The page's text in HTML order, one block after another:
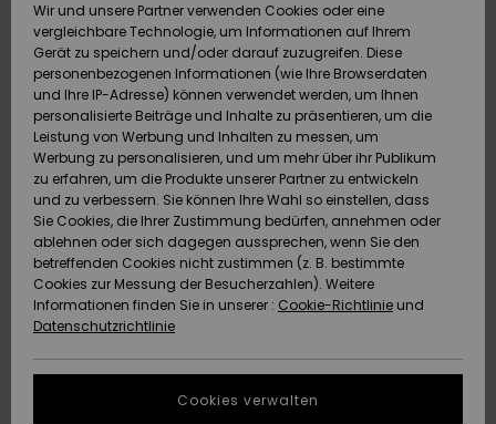
Schuhe&
Flip-Flops
Surf
Snow
Brandneu
Highlights
Schuhe&
Flip-Flops
Surf
Snow
Brandneu
Highlights
Highlights
Snow
SURF
Highlights
Community
SNOW
Snow Shop
Damen
Highlights
Community
DOPPELTER
RABATT
Outlet
Frauen
HILFE & KONTAKT
Retouren
Bezahlung
Geschenkkarte
Quiksilver
Freedom
Datenschutz
Starten Sie eine
NACHHALTIGKEIT
SHOPS
Wir und unsere Partner verwenden Cookies oder eine
vergleichbare Technologie, um Informationen auf Ihrem
Gerät zu speichern und/oder darauf zuzugreifen. Diese
personenbezogenen Informationen (wie Ihre Browserdaten
und Ihre IP-Adresse) können verwendet werden, um Ihnen
personalisierte Beiträge und Inhalte zu präsentieren, um die
Leistung von Werbung und Inhalten zu messen, um
Werbung zu personalisieren, und um mehr über ihr Publikum
zu erfahren, um die Produkte unserer Partner zu entwickeln
und zu verbessern. Sie können Ihre Wahl so einstellen, dass
Sie Cookies, die Ihrer Zustimmung bedürfen, annehmen oder
ablehnen oder sich dagegen aussprechen, wenn Sie den
betreffenden Cookies nicht zustimmen (z. B. bestimmte
Cookies zur Messung der Besucherzahlen). Weitere
Informationen finden Sie in unserer : Cookie-Richtlinie und
Datenschutzrichtlinie
Cookies verwalten